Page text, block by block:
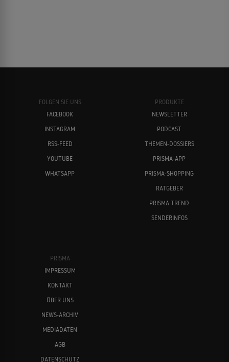
FOLGEN SIE UNS
FACEBOOK
INSTAGRAM
RSS-FEED
YOUTUBE
WHATSAPP
PRODUKTE
NEWSLETTER
PODCAST
THEMEN-DOSSIERS
PRISMA-APP
PRISMA-SHOPPING
RATGEBER
PRISMA TREND
SENDERINFOS
PRISMA
IMPRESSUM
KONTAKT
ÜBER UNS
NEWS-ARCHIV
MEDIADATEN
AGB
DATENSCHUTZ